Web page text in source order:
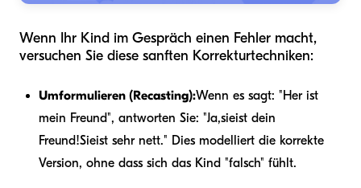
Wenn Ihr Kind im Gespräch einen Fehler macht,
versuchen Sie diese sanften Korrekturtechniken:
Umformulieren (Recasting):Wenn es sagt: "Her ist
mein Freund", antworten Sie: "Ja,sieist dein
Freund!Sieist sehr nett." Dies modelliert die korrekte
Version, ohne dass sich das Kind "falsch" fühlt.